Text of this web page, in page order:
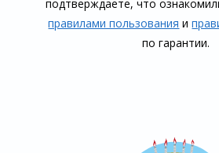
подтверждаете, что
правилами пользования и
по гарантии.